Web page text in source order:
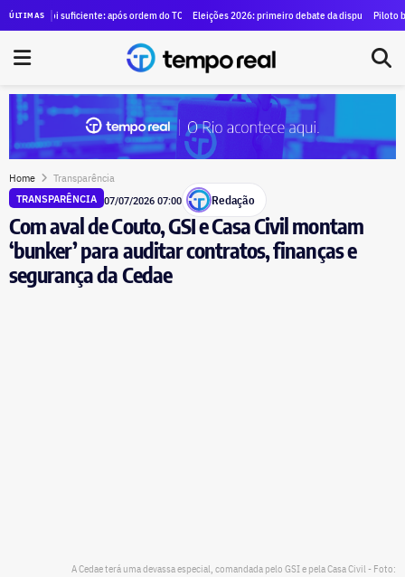
ÚLTIMASSUVs blindados para diretores por R$ 1,29 milhão
após ordem do TCE para anular contrato de mais de R$ 100 milhões, Duque de
Eleições 2026: primeiro debate da disputa pelo governo do
Piloto brasileiro e três
Home Transparência
TRANSPARÊNCIA 07/07/2026 07:00 Redação
Com aval de Couto, GSI e Casa Civil montam
‘bunker’ para auditar contratos, finanças e
segurança da Cedae
A Cedae terá uma devassa especial, comandada pelo GSI e pela Casa Civil - Foto: